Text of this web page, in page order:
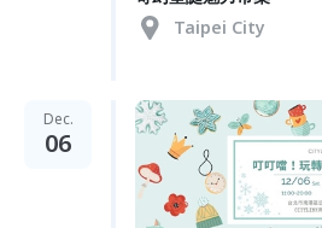
Taipei City
Dec.
06